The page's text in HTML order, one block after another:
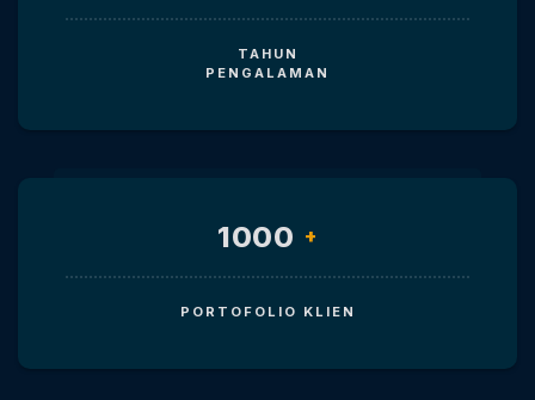
TAHUN
PENGALAMAN
1000 +
PORTOFOLIO KLIEN